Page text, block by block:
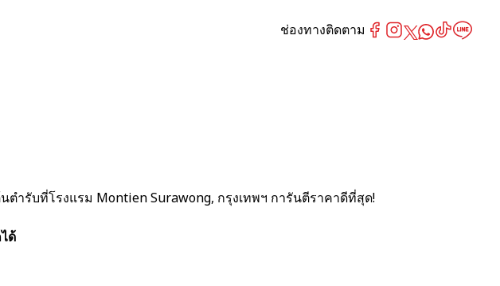
ำรับที่โรงแรม Montien Surawong, กรุงเทพฯ การันตีราคาดีที่สุด!
ด้
ช่องทางติดตาม